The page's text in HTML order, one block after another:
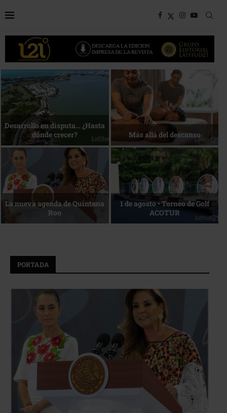
Bottega, un viaje servido a la
mesa
Energía que Impulsa la
competitividad
Reconocimiento de viajeros La esencia del servicio
PORTADA